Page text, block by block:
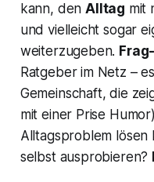
kann, denAlltag mit
und vielleicht sogar
weiterzugeben.
Ratgeber im Netz –
Gemeinschaft, die
mit einer Prise
Alltagsproblem lösen
selbst ausprobieren?